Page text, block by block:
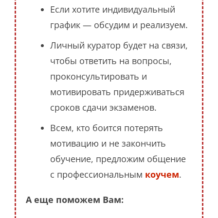
Если хотите индивидуальный
график — обсудим и реализуем.
Личный куратор будет на связи,
чтобы ответить на вопросы,
проконсультировать и
мотивировать придерживаться
сроков сдачи экзаменов.
Всем, кто боится потерять
мотивацию и не закончить
обучение, предложим общение
с профессиональным коучем.
А еще поможем Вам: